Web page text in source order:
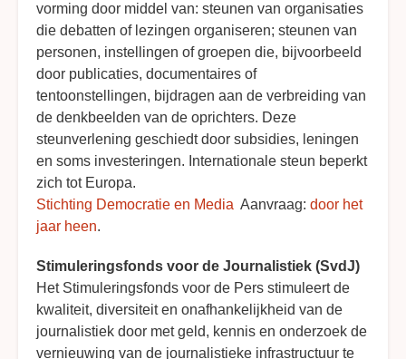
vorming door middel van: steunen van organisaties
die debatten of lezingen organiseren; steunen van
personen, instellingen of groepen die, bijvoorbeeld
door publicaties, documentaires of
tentoonstellingen, bijdragen aan de verbreiding van
de denkbeelden van de oprichters. Deze
steunverlening geschiedt door subsidies, leningen
en soms investeringen. Internationale steun beperkt
zich tot Europa.
Stichting Democratie en Media Aanvraag: door het
jaar heen.
Stimuleringsfonds voor de Journalistiek (SvdJ)
Het Stimuleringsfonds voor de Pers stimuleert de
kwaliteit, diversiteit en onafhankelijkheid van de
journalistiek door met geld, kennis en onderzoek de
vernieuwing van de journalistieke infrastructuur te